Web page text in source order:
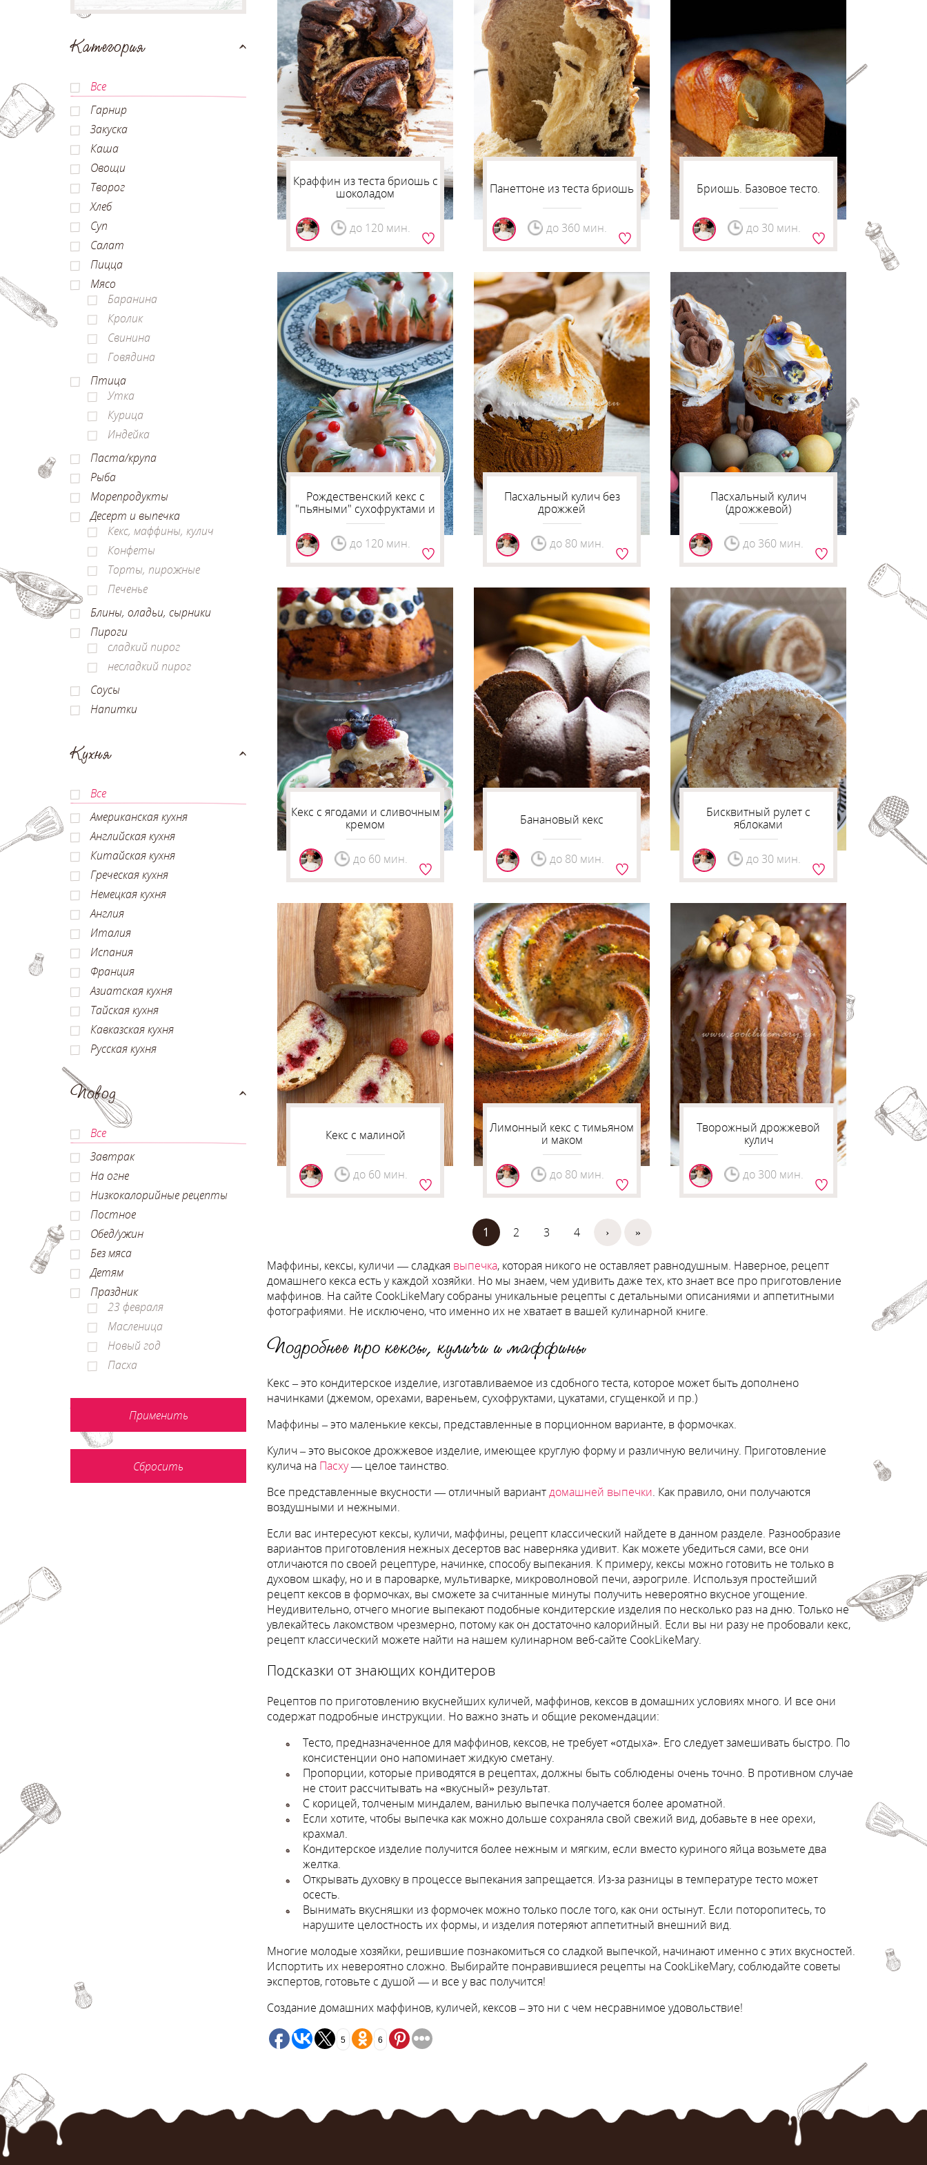
Категория
Все
Гарнир
Закуска
Каша
Овощи
Творог
Хлеб
Суп
Салат
Пицца
Мясо
Баранина
Кролик
Свинина
Говядина
Птица
Утка
Курица
Индейка
Паста/крупа
Рыба
Морепродукты
Десерт и выпечка
Кекс, маффины, кулич
Конфеты
Торты, пирожные
Печенье
Блины, оладьи, сырники
Пироги
сладкий пирог
несладкий пирог
Соусы
Напитки
Кухня
Все
Американская кухня
Английская кухня
Китайская кухня
Греческая кухня
Немецкая кухня
Англия
Италия
Испания
Франция
Азиатская кухня
Тайская кухня
Кавказская кухня
Русская кухня
Повод
Все
Завтрак
На огне
Низкокалорийные рецепты
Постное
Обед/ужин
Без мяса
Детям
Праздник
23 февраля
Масленица
Новый год
Пасха
Краффин из теста бриошь с
шоколадом
до 120 мин.
Панеттоне из теста бриошь
до 360 мин.
Бриошь. Базовое тесто.
до 30 мин.
Рождественский кекс с
"пьяными" сухофруктами и
орехами
до 120 мин.
Пасхальный кулич без
дрожжей
до 80 мин.
Пасхальный кулич
(дрожжевой)
до 360 мин.
Кекс с ягодами и сливочным
кремом
до 60 мин.
Банановый кекс
до 80 мин.
Бисквитный рулет с
яблоками
до 30 мин.
Кекс с малиной
до 60 мин.
Лимонный кекс с тимьяном
и маком
до 80 мин.
Творожный дрожжевой
кулич
до 300 мин.
1 2 3 4 › »
Маффины, кексы, куличи — сладкая выпечка, которая никого не оставляет равнодушным. Наверное, рецепт
домашнего кекса есть у каждой хозяйки. Но мы знаем, чем удивить даже тех, кто знает все про приготовление
маффинов. На сайте CookLikeMary собраны уникальные рецепты с детальными описаниями и аппетитными
фотографиями. Не исключено, что именно их не хватает в вашей кулинарной книге.
Подробнее про кексы, куличи и маффины
Кекс – это кондитерское изделие, изготавливаемое из сдобного теста, которое может быть дополнено
начинками (джемом, орехами, вареньем, сухофруктами, цукатами, сгущенкой и пр.)
Маффины – это маленькие кексы, представленные в порционном варианте, в формочках.
Кулич – это высокое дрожжевое изделие, имеющее круглую форму и различную величину. Приготовление
кулича на Пасху— целое таинство.
Все представленные вкусности — отличный вариантдомашней выпечки. Как правило, они получаются
воздушными и нежными.
Если вас интересуют кексы, куличи, маффины, рецепт классический найдете в данном разделе. Разнообразие
вариантов приготовления нежных десертов вас наверняка удивит. Как можете убедиться сами, все они
отличаются по своей рецептуре, начинке, способу выпекания. К примеру, кексы можно готовить не только в
духовом шкафу, но и в пароварке, мультиварке, микроволновой печи, аэрогриле. Используя простейший
рецепт кексов в формочках, вы сможете за считанные минуты получить невероятно вкусное угощение.
Неудивительно, отчего многие выпекают подобные кондитерские изделия по несколько раз на дню. Только не
увлекайтесь лакомством чрезмерно, потому как он достаточно калорийный. Если вы ни разу не пробовали кекс,
рецепт классический можете найти на нашем кулинарном веб-сайте CookLikeMary.
Подсказки от знающих кондитеров
Рецептов по приготовлению вкуснейших куличей, маффинов, кексов в домашних условиях много. И все они
содержат подробные инструкции. Но важно знать и общие рекомендации:
Тесто, предназначенное для маффинов, кексов, не требует «отдыха». Его следует замешивать быстро. По
консистенции оно напоминает жидкую сметану.
Пропорции, которые приводятся в рецептах, должны быть соблюдены очень точно. В противном случае
не стоит рассчитывать на «вкусный» результат.
С корицей, толченым миндалем, ванилью выпечка получается более ароматной.
Если хотите, чтобы выпечка как можно дольше сохраняла свой свежий вид, добавьте в нее орехи,
крахмал.
Кондитерское изделие получится более нежным и мягким, если вместо куриного яйца возьмете два
желтка.
Открывать духовку в процессе выпекания запрещается. Из-за разницы в температуре тесто может
осесть.
Вынимать вкусняшки из формочек можно только после того, как они остынут. Если поторопитесь, то
нарушите целостность их формы, и изделия потеряют аппетитный внешний вид.
Многие молодые хозяйки, решившие познакомиться со сладкой выпечкой, начинают именно с этих вкусностей.
Испортить их невероятно сложно. Выбирайте понравившиеся рецепты на CookLikeMary, соблюдайте советы
экспертов, готовьте с душой — и все у вас получится!
Создание домашних маффинов, куличей, кексов – это ни с чем несравнимое удовольствие!
5 6